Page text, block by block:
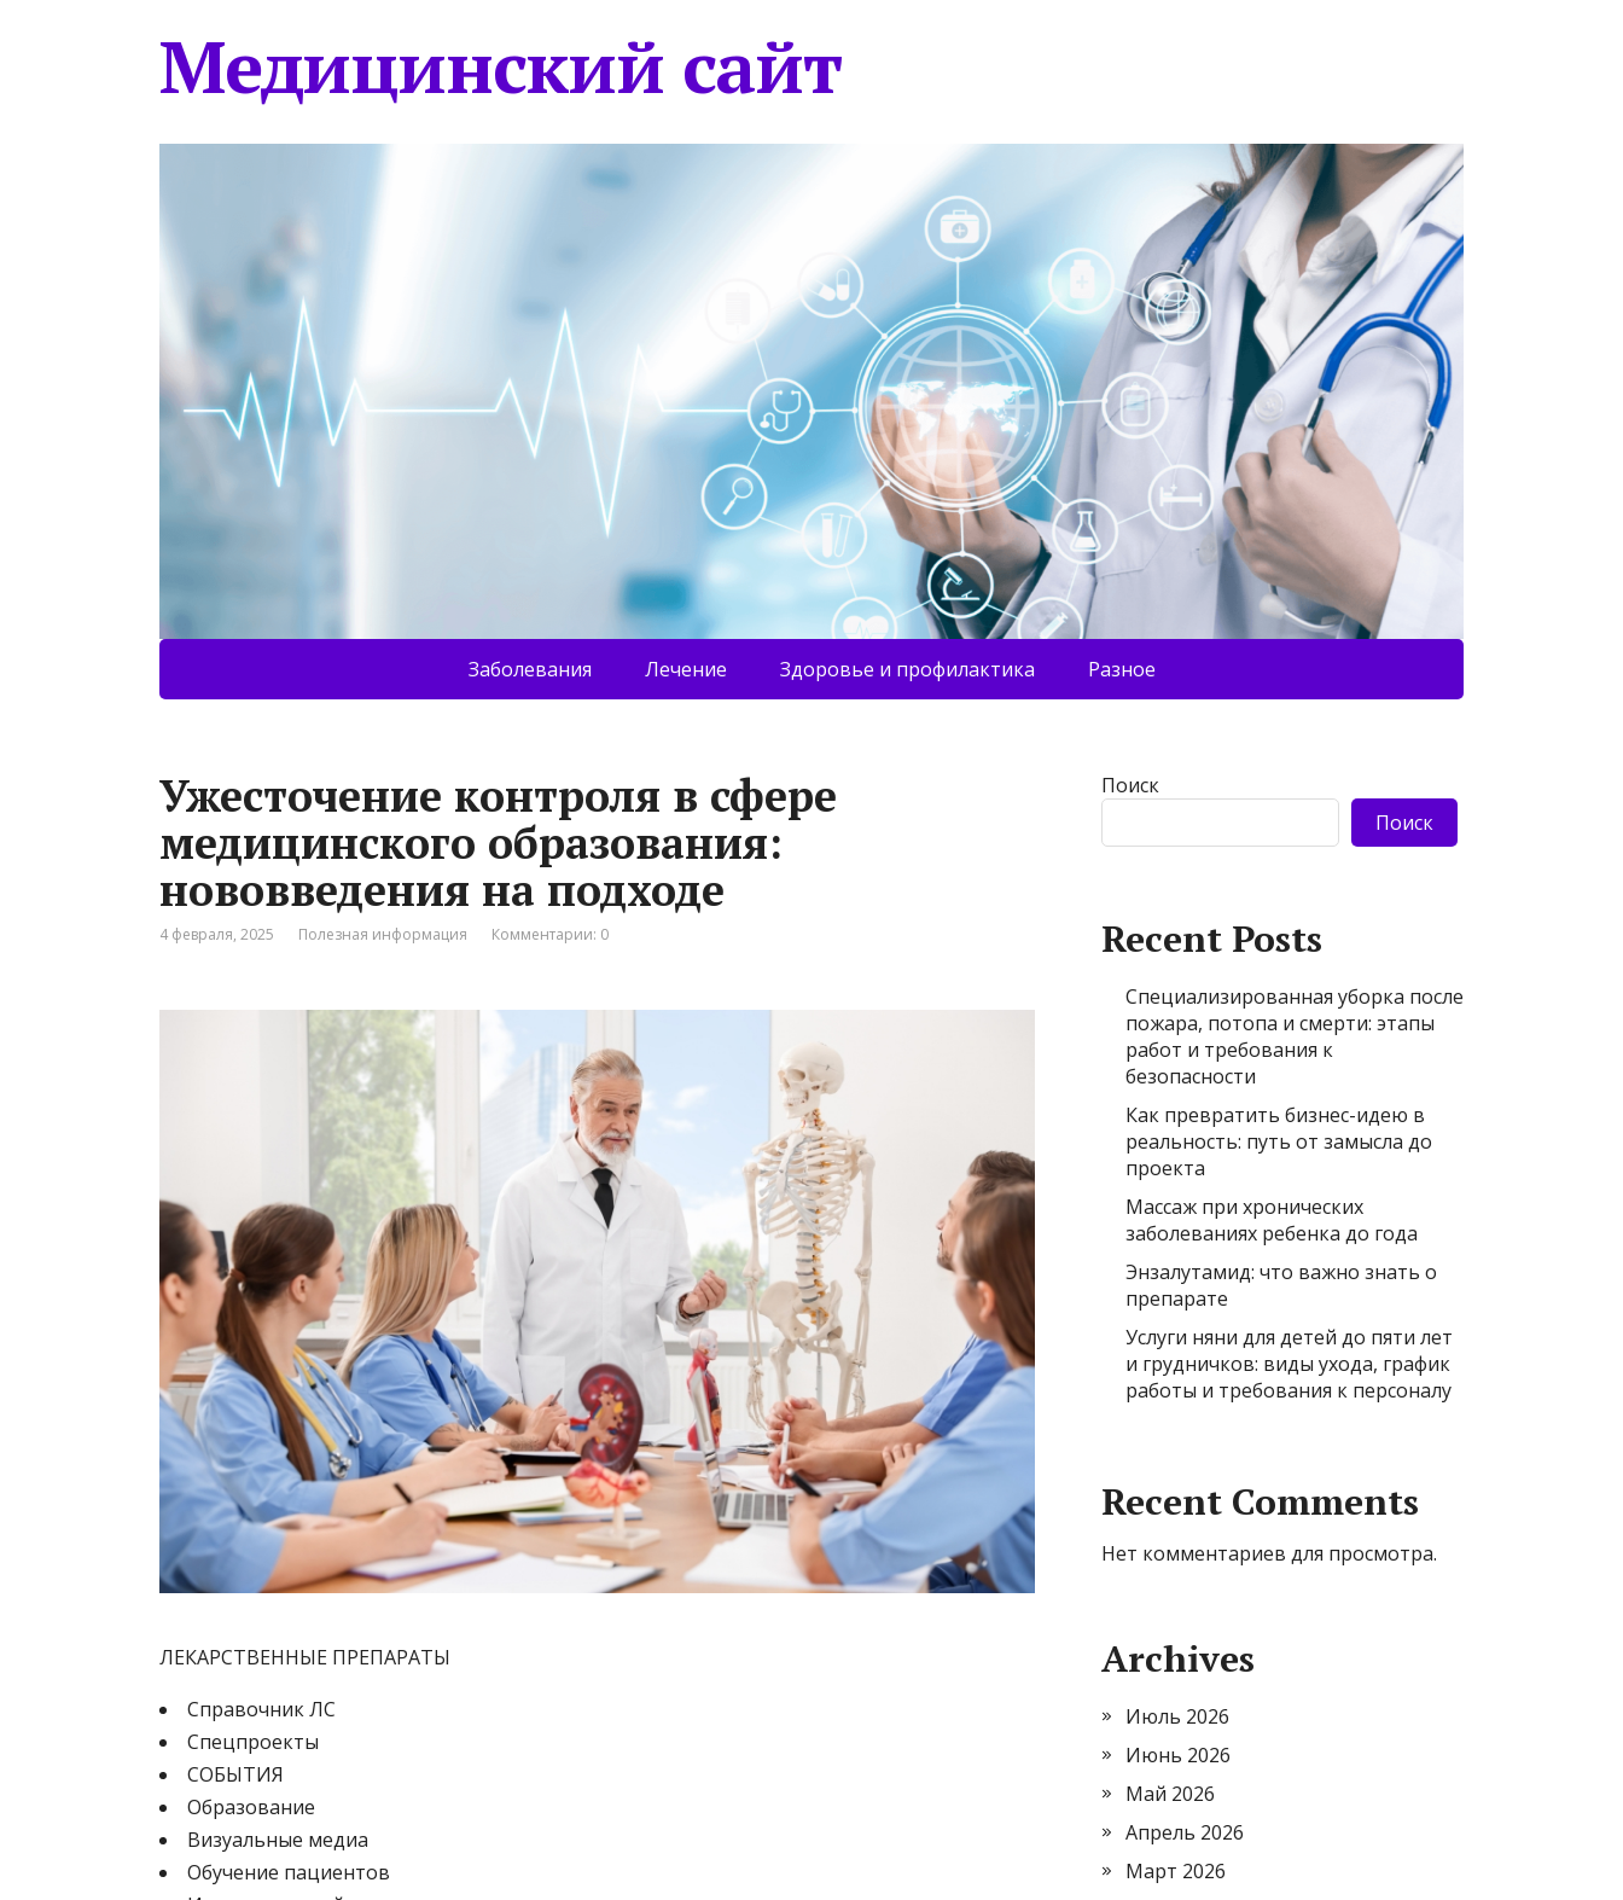
Медицинский сайт
Заболевания Лечение Здоровье и профилактика Разное
Ужесточение контроля в сфере
медицинского образования:
нововведения на подходе
4 февраля, 2025 Полезная информация Комментарии: 0
ЛЕКАРСТВЕННЫЕ ПРЕПАРАТЫ
Cправочник ЛС
Спецпроекты
СОБЫТИЯ
Образование
Визуальные медиа
Обучение пациентов
Поиск
Поиск
Recent Posts
Специализированная уборка после
пожара, потопа и смерти: этапы
работ и требования к
безопасности
Как превратить бизнес-идею в
реальность: путь от замысла до
проекта
Массаж при хронических
заболеваниях ребенка до года
Энзалутамид: что важно знать о
препарате
Услуги няни для детей до пяти лет
и грудничков: виды ухода, график
работы и требования к персоналу
Recent Comments
Нет комментариев для просмотра.
Archives
Июль 2026
Июнь 2026
Май 2026
Апрель 2026
Март 2026